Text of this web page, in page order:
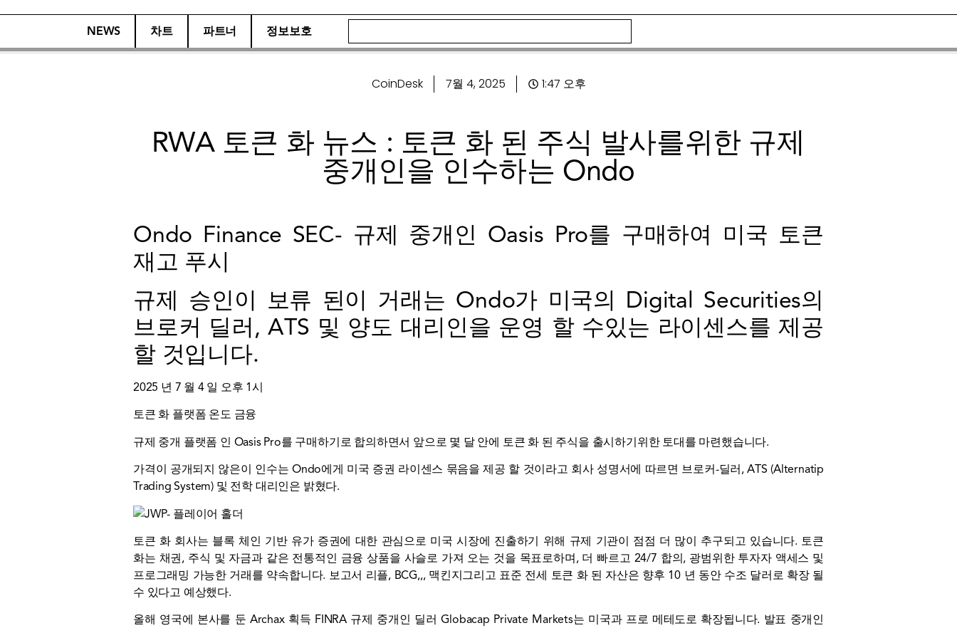
NEWS 차트 파트너 정보보호
CoinDesk 7월 4, 2025 1:47 오후
RWA 토큰 화 뉴스 : 토큰 화 된 주식 발사를위한 규제
중개인을 인수하는 Ondo
Ondo Finance SEC- 규제 중개인 Oasis Pro를 구매하여 미국 토큰
재고 푸시
규제 승인이 보류 된이 거래는 Ondo가 미국의 Digital Securities의
브로커 딜러, ATS 및 양도 대리인을 운영 할 수있는 라이센스를 제공
할 것입니다.
2025 년 7 월 4 일 오후 1시
토큰 화 플랫폼 온도 금융
규제 중개 플랫폼 인 Oasis Pro를 구매하기로 합의하면서 앞으로 몇 달 안에 토큰 화 된 주식을 출시하기위한 토대를 마련했습니다.
가격이 공개되지 않은이 인수는 Ondo에게 미국 증권 라이센스 묶음을 제공 할 것이라고 회사 성명서에 따르면 브로커-딜러, ATS (Alternatip
Trading System) 및 전학 대리인은 밝혔다.
토큰 화 회사는 블록 체인 기반 유가 증권에 대한 관심으로 미국 시장에 진출하기 위해 규제 기관이 점점 더 많이 추구되고 있습니다. 토큰
화는 채권, 주식 및 자금과 같은 전통적인 금융 상품을 사슬로 가져 오는 것을 목표로하며, 더 빠르고 24/7 합의, 광범위한 투자자 액세스 및
프로그래밍 가능한 거래를 약속합니다. 보고서 리플, BCG,,, 맥킨지그리고 표준 전세 토큰 화 된 자산은 향후 10 년 동안 수조 달러로 확장 될
수 있다고 예상했다.
올해 영국에 본사를 둔 Archax 획득 FINRA 규제 중개인 딜러 Globacap Private Markets는 미국과 프로 메테도로 확장됩니다. 발표 중개인